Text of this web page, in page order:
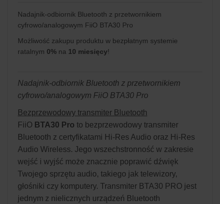
Nadajnik-odbiornik Bluetooth z przetwornikiem
cyfrowo/analogowym FiiO BTA30 Pro
Możliwość zakupu produktu w bezpłatnym systemie
ratalnym 0% na 10 miesięcy!
Nadajnik-odbiornik Bluetooth z przetwornikiem
cyfrowo/analogowym FiiO BTA30 Pro
Bezprzewodowy transmiter Bluetooth
FiiO BTA30 Pro to bezprzewodowy transmiter
Bluetooth z certyfikatami Hi-Res Audio oraz Hi-Res
Audio Wireless. Jego wszechstronność w zakresie
wejść i wyjść może znacznie poprawić dźwięk
Twojego sprzętu audio, takiego jak telewizory,
głośniki czy komputery. Transmiter BTA30 PRO jest
jednym z nielicznych urządzeń Bluetooth